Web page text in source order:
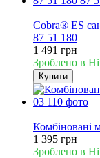
Cobra® ES
87 51 180
1 491 грн
Зроблено в
Купити
Комбіновані
1 395 грн
Зроблено в